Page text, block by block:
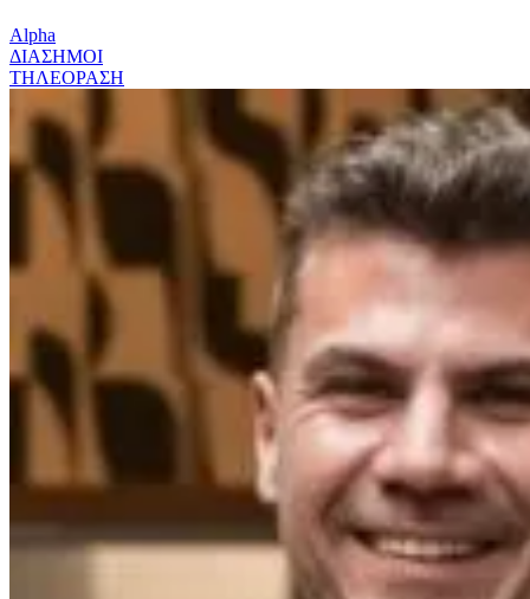
Alpha
ΔΙΑΣΗΜΟΙ
ΤΗΛΕΟΡΑΣΗ